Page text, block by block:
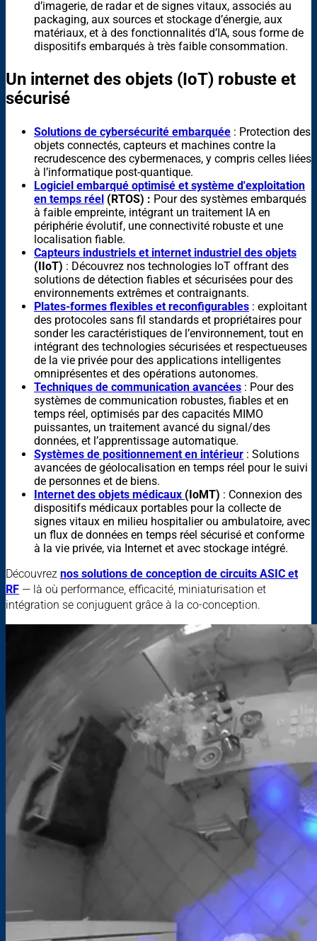
d’imagerie, de radar et de signes vitaux, associés au
packaging, aux sources et stockage d’énergie, aux
matériaux, et à des fonctionnalités d’IA, sous forme de
dispositifs embarqués à très faible consommation.
Un internet des objets (IoT) robuste et
sécurisé
Solutions de cybersécurité embarquée : Protection des
objets connectés, capteurs et machines contre la
recrudescence des cybermenaces, y compris celles liées
à l’informatique post-quantique.
Logiciel embarqué optimisé et système d'exploitation
en temps réel (RTOS) : Pour des systèmes embarqués
à faible empreinte, intégrant un traitement IA en
périphérie évolutif, une connectivité robuste et une
localisation fiable.
Capteurs industriels et internet industriel des objets
(IIoT) : Découvrez nos technologies IoT offrant des
solutions de détection fiables et sécurisées pour des
environnements extrêmes et contraignants.
Plates-formes flexibles et reconfigurables : exploitant
des protocoles sans fil standards et propriétaires pour
sonder les caractéristiques de l’environnement, tout en
intégrant des technologies sécurisées et respectueuses
de la vie privée pour des applications intelligentes
omniprésentes et des opérations autonomes.
Techniques de communication avancées : Pour des
systèmes de communication robustes, fiables et en
temps réel, optimisés par des capacités MIMO
puissantes, un traitement avancé du signal/des
données, et l’apprentissage automatique.
Systèmes de positionnement en intérieur : Solutions
avancées de géolocalisation en temps réel pour le suivi
de personnes et de biens.
Internet des objets médicaux (IoMT) : Connexion des
dispositifs médicaux portables pour la collecte de
signes vitaux en milieu hospitalier ou ambulatoire, avec
un flux de données en temps réel sécurisé et conforme
à la vie privée, via Internet et avec stockage intégré.
Découvrez nos solutions de conception de circuits ASIC et
RF — là où performance, efficacité, miniaturisation et
intégration se conjuguent grâce à la co-conception.